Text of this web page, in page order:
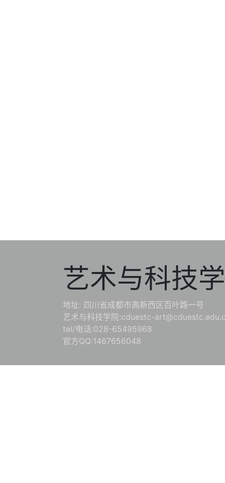
艺术与科技
地址: 四川省成都市高新西区百叶路一号
艺术与科技学院:cduestc-
tel/电话:028-65495968
官方QQ:1467656048